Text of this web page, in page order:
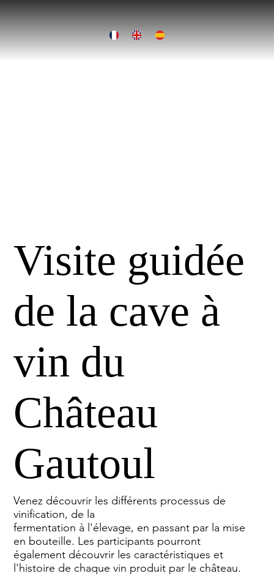
Visite guidée
de la cave à
vin du
Château
Gautoul
Venez découvrir les différents processus de
vinification, de la
fermentation à l'élevage, en passant par la mise
en bouteille. Les participants pourront
également découvrir les caractéristiques et
l'histoire de chaque vin produit par le château.